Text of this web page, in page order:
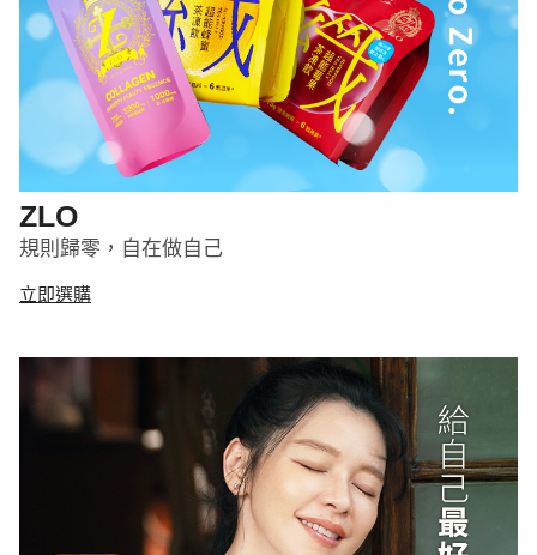
ZLO
規則歸零，自在做自己
立即選購